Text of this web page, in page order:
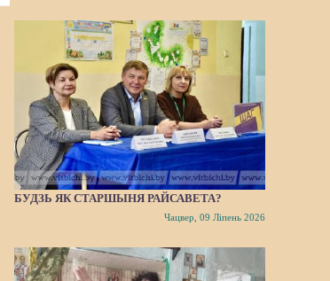
БУДЗЬ ЯК СТАРШЫНЯ РАЙСАВЕТА?
Чацвер, 09 Ліпень 2026